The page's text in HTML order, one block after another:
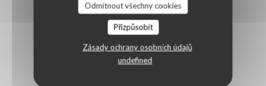
Odmítnout všechny cookies
Přizpůsobit
Zásady ochrany osobních údajů
undefined